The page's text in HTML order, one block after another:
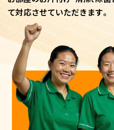
て対応させていただきます｡